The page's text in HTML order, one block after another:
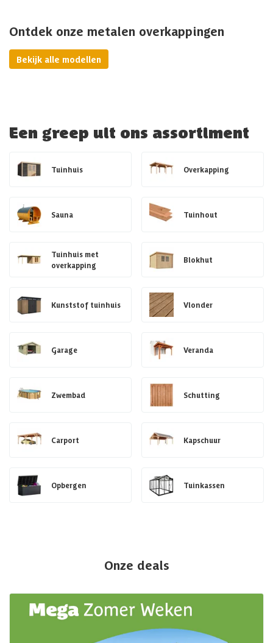
Ontdek onze metalen overkappingen
Bekijk alle modellen
Een greep uit ons assortiment
Tuinhuis Overkapping
Sauna Tuinhout
Tuinhuis met
overkapping
Blokhut
Kunststof tuinhuis Vlonder
Garage Veranda
Zwembad Schutting
Carport Kapschuur
Opbergen Tuinkassen
Onze deals